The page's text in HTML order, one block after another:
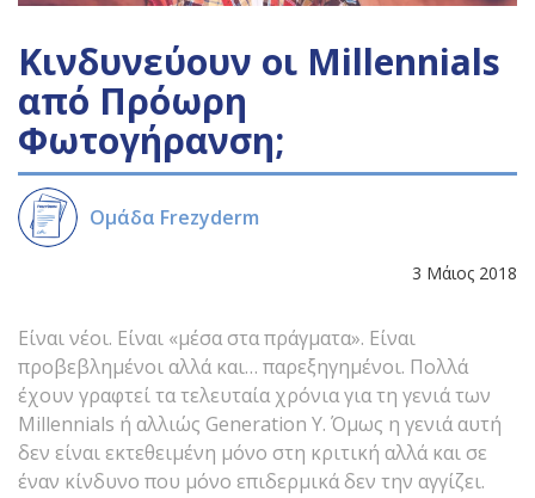
Κινδυνεύουν οι Millennials
από Πρόωρη
Φωτογήρανση;
Ομάδα Frezyderm
3 Μάιος 2018
Είναι νέοι. Είναι «μέσα στα πράγματα». Είναι
προβεβλημένοι αλλά και… παρεξηγημένοι. Πολλά
έχουν γραφτεί τα τελευταία χρόνια για τη γενιά των
Millennials ή αλλιώς Generation Y. Όμως η γενιά αυτή
δεν είναι εκτεθειμένη μόνο στη κριτική αλλά και σε
έναν κίνδυνο που μόνο επιδερμικά δεν την αγγίζει.